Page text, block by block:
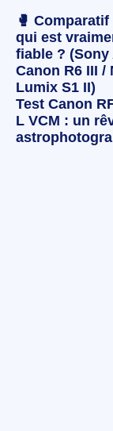
🥊
qui est
fiable ? (Sony
Canon R6 III /
Lumix S1 II)
Test Canon
L VCM : un